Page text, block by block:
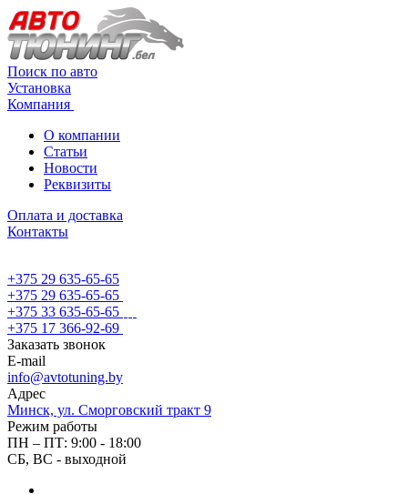
Поиск по авто
Установка
Компания
О компании
Статьи
Новости
Реквизиты
Оплата и доставка
Контакты
+375 29 635-65-65
+375 29 635-65-65
+375 33 635-65-65
+375 17 366-92-69
Заказать звонок
E-mail
info@avtotuning.by
Адрес
Минск, ул. Сморговский тракт 9
Режим работы
ПН – ПТ: 9:00 - 18:00
СБ, ВС - выходной